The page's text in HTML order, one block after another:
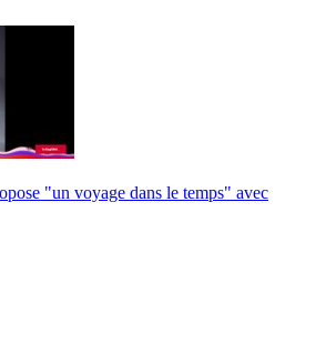
"un voyage dans le temps" avec